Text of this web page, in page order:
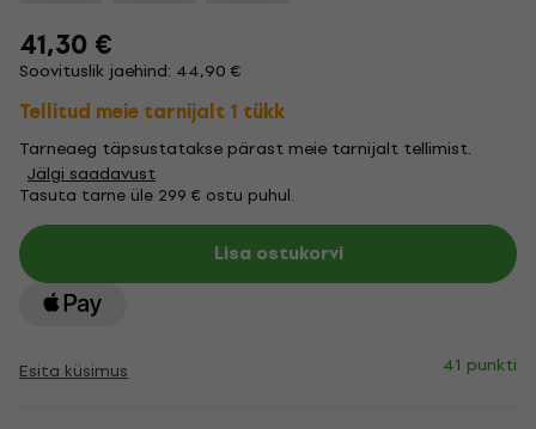
41,30 €
Soovituslik jaehind: 44,90 €
Tellitud meie tarnijalt 1 tükk
Tarneaeg täpsustatakse pärast meie tarnijalt tellimist.
Jälgi saadavust
Tasuta tarne üle 299 € ostu puhul.
Lisa ostukorvi
Esita küsimus 41 punkti